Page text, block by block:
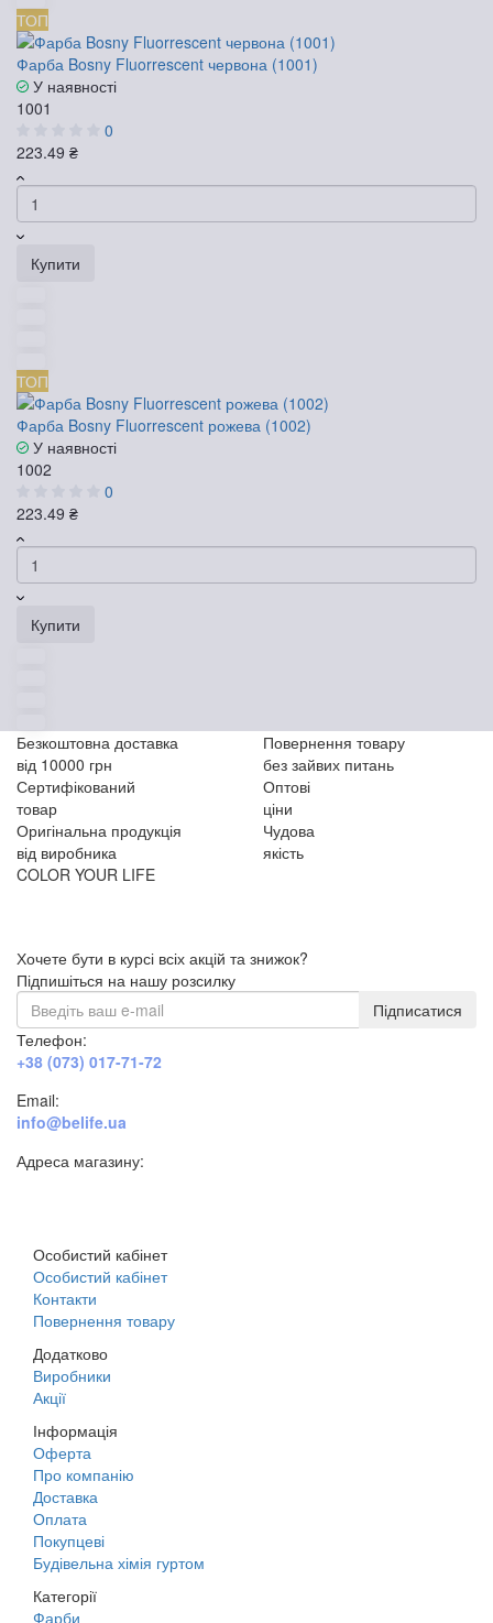
ТОП
Фарба Bosny Fluorrescent червона (1001)
У наявності
1001
0
223.49 ₴
Купити
ТОП
Фарба Bosny Fluorrescent рожева (1002)
У наявності
1002
0
223.49 ₴
Купити
Безкоштовна доставка
від 10000 грн
Повернення товару
без зайвих питань
Сертифікований
товар
Оптові
ціни
Оригінальна продукція
від виробника
Чудова
якість
COLOR YOUR LIFE
Хочете бути в курсі всіх акцій та знижок?
Підпишіться на нашу розсилку
Підписатися
Телефон:
+38 (073) 017-71-72
Email:
info@belife.ua
Адреса магазину:
Особистий кабінет
Особистий кабінет
Контакти
Повернення товару
Додатково
Виробники
Акції
Інформація
Оферта
Про компанію
Доставка
Оплата
Покупцеві
Будівельна хімія гуртом
Категорії
Фарби